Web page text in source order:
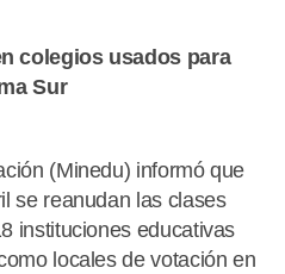
colegios usados para
Sur
(Minedu) informó que
se reanudan las clases
instituciones educativas
locales de votación en